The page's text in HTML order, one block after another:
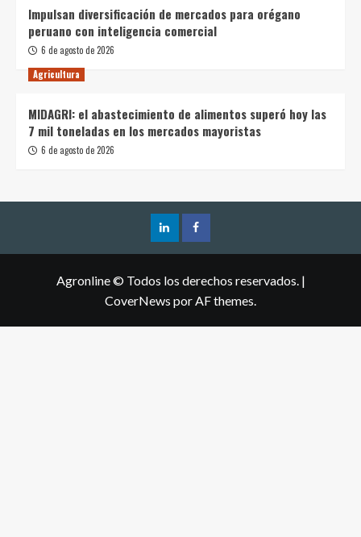
Impulsan diversificación de mercados para orégano
peruano con inteligencia comercial
6 de agosto de 2026
Agricultura
MIDAGRI: el abastecimiento de alimentos superó hoy las
7 mil toneladas en los mercados mayoristas
6 de agosto de 2026
Agronline © Todos los derechos reservados. |
CoverNews por AF themes.